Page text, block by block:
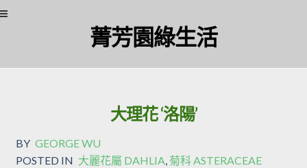
菁芳園綠生活
大理花 ‘洛陽’
BY GEORGE WU
POSTED IN 大麗花屬 DAHLIA, 菊科 ASTERACEAE